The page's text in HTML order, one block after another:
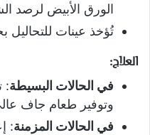
الورق الأبيض لرصد
تُؤخذ عينات
العلاج:
في الحالات البسيطة:
وتوفير طعام جاف
في الحالات المزمنة: